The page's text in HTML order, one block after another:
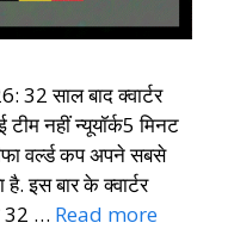
32 साल बाद क्वार्टर
नहीं न्यूयॉर्क5 मिनट
वर्ल्ड कप अपने सबसे
इस बार के क्वार्टर
32 … Read more